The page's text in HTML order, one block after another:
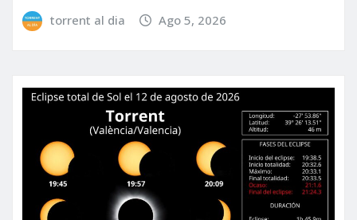
torrent al dia Ago 5, 2026